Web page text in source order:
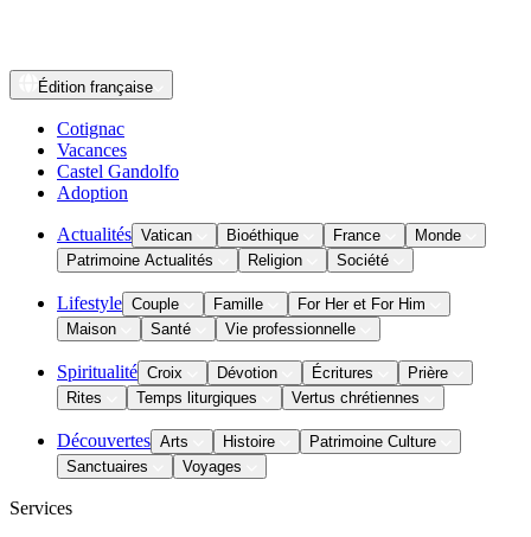
Édition française
Cotignac
Vacances
Castel Gandolfo
Adoption
Actualités Vatican Bioéthique France
Monde
Patrimoine Actualités
Religion Société
Lifestyle Couple Famille
For Her et For Him
Maison
Santé Vie professionnelle
Spiritualité Croix Dévotion Écritures
Prière
Rites
Temps liturgiques Vertus chrétiennes
Découvertes Arts Histoire
Patrimoine Culture
Sanctuaires
Voyages
Services